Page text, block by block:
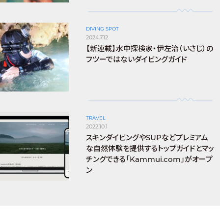
DIVING SPOT
2024.7.12
【新連載】水中探検家・伊左治（いさじ）の
フツーではないダイビングガイド
TRAVEL
2022.10.1
スキンダイビングやSUPなどプレミアム
な自然体験を提供するトップガイドとマッ
チングできる「Kammui.com」がオープ
ン